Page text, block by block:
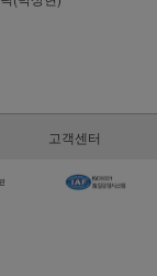
고객센터